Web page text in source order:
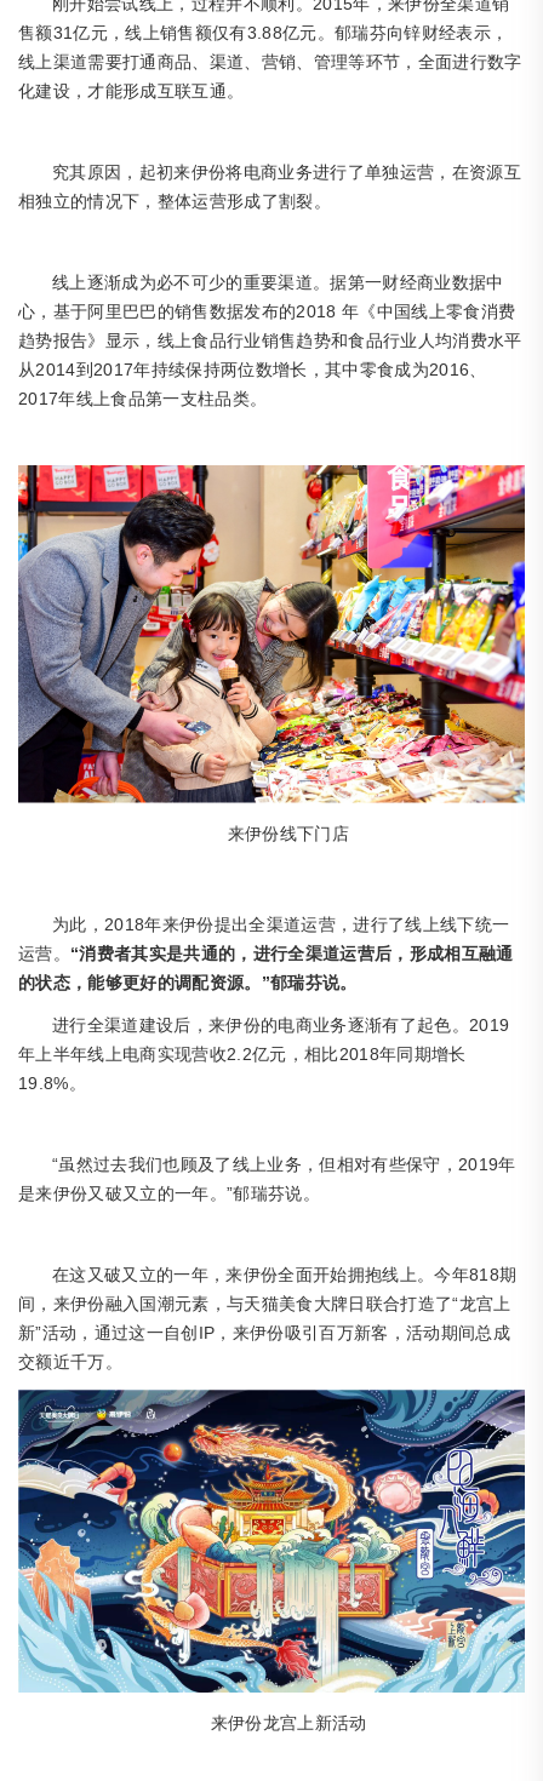
刚开始尝试线上，过程并不顺利。
售额31亿元，线上销售额仅有3.88亿元。郁瑞芬向锌财经表示，
线上渠道需要打通商品、渠道、营销、管理等环节，全面进行数字
化建设，才能形成互联互通。
究其原因，起初来伊份将电商业务进行了单独运营，在资源互
相独立的情况下，整体运营形成了割裂。
线上逐渐成为必不可少的重要渠道。据第一财经商业数据中
心，基于阿里巴巴的销售数据发布的2018 年《中国线上零食消费
趋势报告》显示，线上食品行业销售趋势和食品行业人均消费水平
从2014到2017年持续保持两位数增长，其中零食成为2016、
2017年线上食品第一支柱品类。
来伊份线下门店
为此， 2018年来伊份提出全渠道运营，进行了线上线下统一
运营。 “消费者其实是共通的，进行全渠道运营后，形成相互融通
的状态，能够更好的调配资源。”郁瑞芬说。
进行全渠道建设后，来伊份的电商业务逐渐有了起色。 2019
年上半年线上电商实现营收2.2亿元，相比2018年同期增长
19.8%。
“虽然过去我们也顾及了线上业务，但相对有些保守，2019年
是来伊份又破又立的一年。”郁瑞芬说。
在这又破又立的一年，来伊份全面开始拥抱线上。今年818期
间，来伊份融入国潮元素，与天猫美食大牌日联合打造了“龙宫上
新”活动，通过这一自创IP，来伊份吸引百万新客，活动期间总成
交额近千万。
来伊份龙宫上新活动